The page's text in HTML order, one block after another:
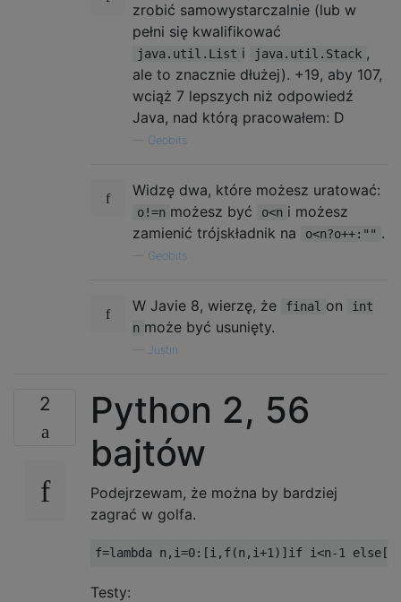
zrobić samowystarczalnie (lub w
pełni się kwalifikować
java.util.List i java.util.Stack ,
ale to znacznie dłużej). +19, aby 107,
wciąż 7 lepszych niż odpowiedź
Java, nad którą pracowałem: D
Geobits
Widzę dwa, które możesz uratować:
o!=n możesz być o<n i możesz
zamienić trójskładnik na
o<n?o++:"" .
Geobits
W Javie 8, wierzę, że final on
int
n może być usunięty.
Justin
2
Python 2, 56
bajtów
Podejrzewam, że można by bardziej
zagrać w golfa.
f=lambda n , i=0:[i , f(n , i+1 )] if i<n-1 else [
Testy: